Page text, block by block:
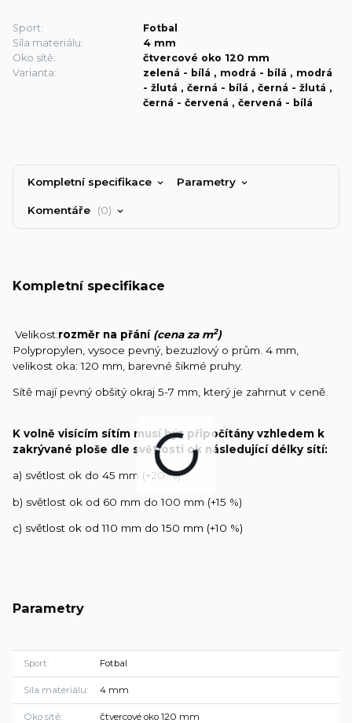
Sport:
Fotbal
Síla materiálu:
4 mm
Oko sítě:
čtvercové oko 120 mm
Varianta:
zelená - bílá , modrá - bílá , modrá
- žlutá , černá - bílá , černá - žlutá ,
černá - červená , červená - bílá
Kompletní specifikace Parametry
Komentáře 0
Kompletní specifikace
Velikost:rozměr na přání (cena za m2)
Polypropylen, vysoce pevný, bezuzlový o prům. 4 mm,
velikost oka: 120 mm, barevné šikmé pruhy.
Sítě mají pevný obšitý okraj 5-7 mm, který je zahrnut v ceně.
K volně visícím sítím musí být připočítány vzhledem k
zakrývané ploše dle světlosti ok následující délky sítí:
a) světlost ok do 45 mm (+20 %)
b) světlost ok od 60 mm do 100 mm (+15 %)
c) světlost ok od 110 mm do 150 mm (+10 %)
Parametry
Sport Fotbal
Síla materiálu 4 mm
Oko sítě čtvercové oko 120 mm